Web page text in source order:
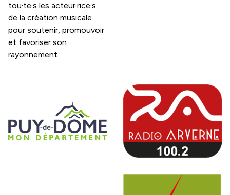
tou·te·s les acteur·rice·s
de la création musicale
pour soutenir, promouvoir
et favoriser son
rayonnement.